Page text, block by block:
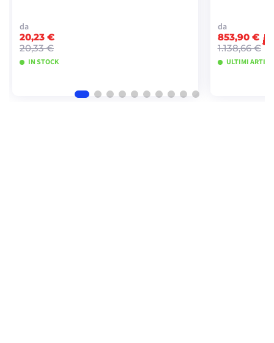
da
20,23 €
20,33 €
IN STOCK
da
853,90 €
1.138,66 €
ULTIMI